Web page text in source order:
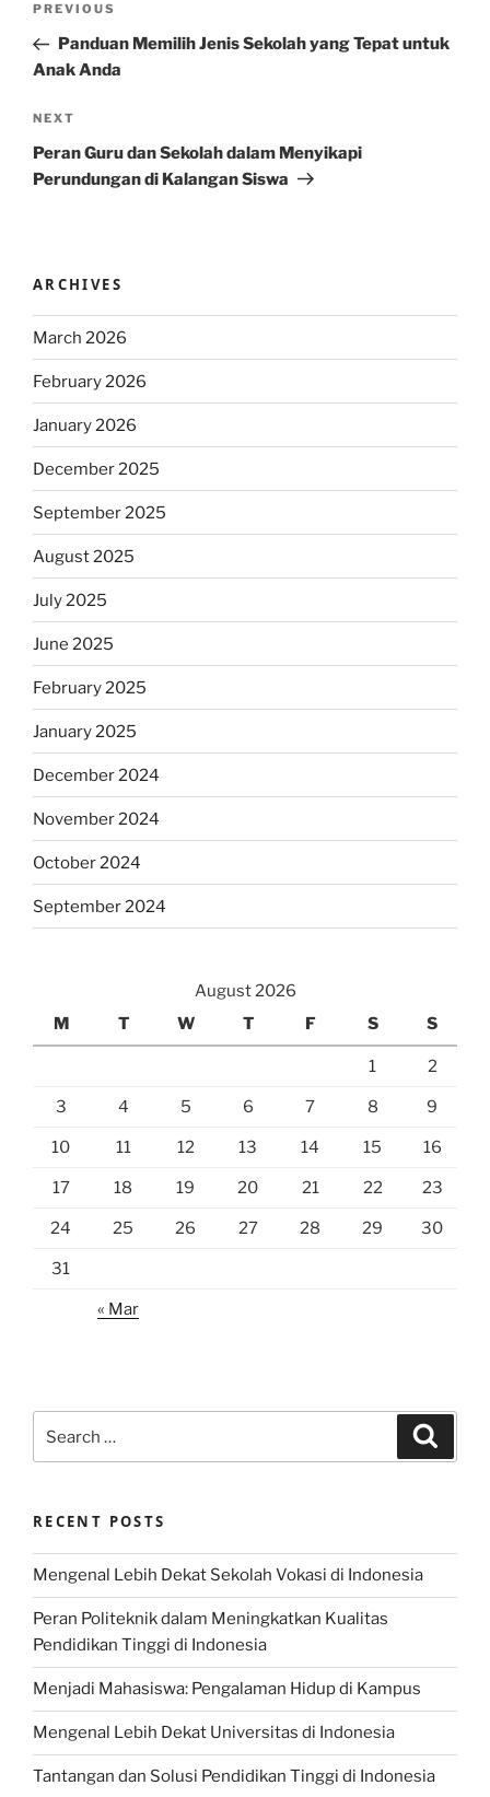
Previous
Post
PREVIOUS
Panduan Memilih Jenis Sekolah yang Tepat untuk
Anak Anda
Next
Post
NEXT
Peran Guru dan Sekolah dalam Menyikapi
Perundungan di Kalangan Siswa
ARCHIVES
March 2026
February 2026
January 2026
December 2025
September 2025
August 2025
July 2025
June 2025
February 2025
January 2025
December 2024
November 2024
October 2024
September 2024
August 2026
M
T W T F S S
1 2
3 4 5 6 7 8 9
10 11 12 13 14 15 16
17 18 19 20 21 22 23
24 25 26 27 28 29 30
31
« Mar
for:
RECENT POSTS
Mengenal Lebih Dekat Sekolah Vokasi di Indonesia
Peran Politeknik dalam Meningkatkan Kualitas
Pendidikan Tinggi di Indonesia
Menjadi Mahasiswa: Pengalaman Hidup di Kampus
Mengenal Lebih Dekat Universitas di Indonesia
Tantangan dan Solusi Pendidikan Tinggi di Indonesia